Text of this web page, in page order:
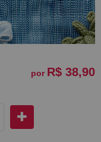
por R$ 38,90